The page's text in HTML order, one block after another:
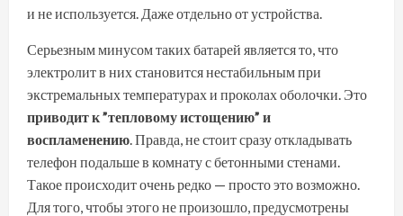
и не используется. Даже отдельно от устройства.
Серьезным минусом таких батарей является то, что
электролит в них становится нестабильным при
экстремальных температурах и проколах оболочки. Это
приводит к ”тепловому истощению” и
воспламенению. Правда, не стоит сразу откладывать
телефон подальше в комнату с бетонными стенами.
Такое происходит очень редко — просто это возможно.
Для того, чтобы этого не произошло, предусмотрены